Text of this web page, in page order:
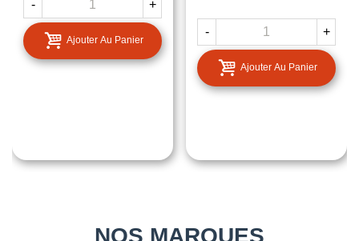
- +
Ajouter Au Panier
- +
Ajouter Au Panier
NOS MARQUES